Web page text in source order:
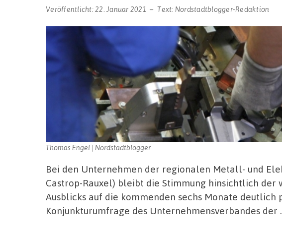
Veröffentlicht:22. Januar 2021 Text: Nordstadtblogger-Redaktion
Thomas Engel | Nordstadtblogger
Bei den Unternehmen der regionalen Metall- und
Castrop-Rauxel) bleibt die Stimmung hinsichtlich der
Ausblicks auf die kommenden sechs Monate deutlich
Konjunkturumfrage des Unternehmensverbandes der